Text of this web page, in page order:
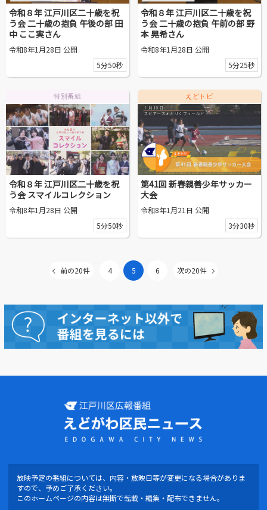
令和８年 江戸川区二十歳を祝
う会 二十歳の抱負 午後の部 田
中 ここ実さん
令和8年1月28日 公開
5分50秒
令和８年 江戸川区二十歳を祝
う会 二十歳の抱負 午前の部 野
本 晃希さん
令和8年1月28日 公開
5分25秒
特別番組
令和８年 江戸川区二十歳を祝
う会 スマイルコレクション
令和8年1月28日 公開
5分50秒
えどトピ
第41回 新春親善少年サッカー
大会
令和8年1月21日 公開
3分30秒
前の20件 4 5 6 次の20件
放映予定の番組については、内容・放映日等が変更になる場合がありま
すので、予めご了承ください。
このホームページの内容は無断で転載・編集・配布できません。